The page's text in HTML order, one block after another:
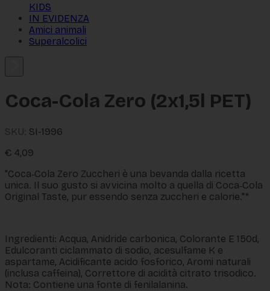
KIDS
IN EVIDENZA
Amici animali
Superalcolici
Coca-Cola Zero (2x1,5l PET)
SKU: SI-1996
€ 4,09
"Coca‑Cola Zero Zuccheri è una bevanda dalla ricetta
unica. Il suo gusto si avvicina molto a quella di Coca‑Cola
Original Taste, pur essendo senza zuccheri e calorie."*
Ingredienti: Acqua, Anidride carbonica, Colorante E 150d,
Edulcoranti ciclammato di sodio, acesulfame K e
aspartame, Acidificante acido fosforico, Aromi naturali
(inclusa caffeina), Correttore di acidità citrato trisodico.
Nota: Contiene una fonte di fenilalanina.